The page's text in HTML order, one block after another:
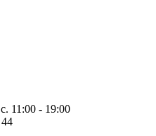
11:00 - 19:00